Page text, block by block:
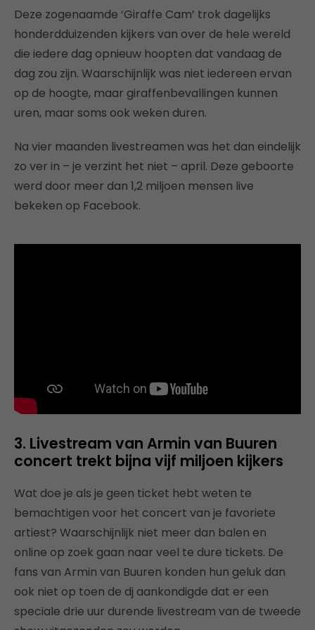
Deze zogenaamde ‘Giraffe Cam’ trok dagelijks
honderdduizenden kijkers van over de hele wereld
die iedere dag opnieuw hoopten dat vandaag de
dag zou zijn. Waarschijnlijk was niet iedereen ervan
op de hoogte, maar giraffenbevallingen kunnen
uren, maar soms ook weken duren.
Na vier maanden livestreamen was het dan eindelijk
zo ver in – je verzint het niet – april. Deze geboorte
werd door meer dan 1,2 miljoen mensen live
bekeken op Facebook.
3. Livestream van Armin van Buuren
concert trekt bijna vijf miljoen kijkers
Wat doe je als je geen ticket hebt weten te
bemachtigen voor het concert van je favoriete
artiest? Waarschijnlijk niet meer dan balen en
online op zoek gaan naar veel te dure tickets. De
fans van Armin van Buuren konden hun geluk dan
ook niet op toen de dj aankondigde dat er een
speciale drie uur durende livestream van de tweede